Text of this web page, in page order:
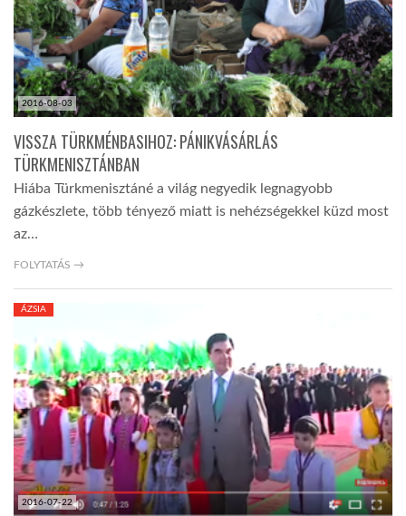
2016-08-03
VISSZA TÜRKMÉNBASIHOZ: PÁNIKVÁSÁRLÁS
TÜRKMENISZTÁNBAN
Hiába Türkmenisztáné a világ negyedik legnagyobb
gázkészlete, több tényező miatt is nehézségekkel küzd most
az…
FOLYTATÁS →
2016-07-22
ÁZSIA